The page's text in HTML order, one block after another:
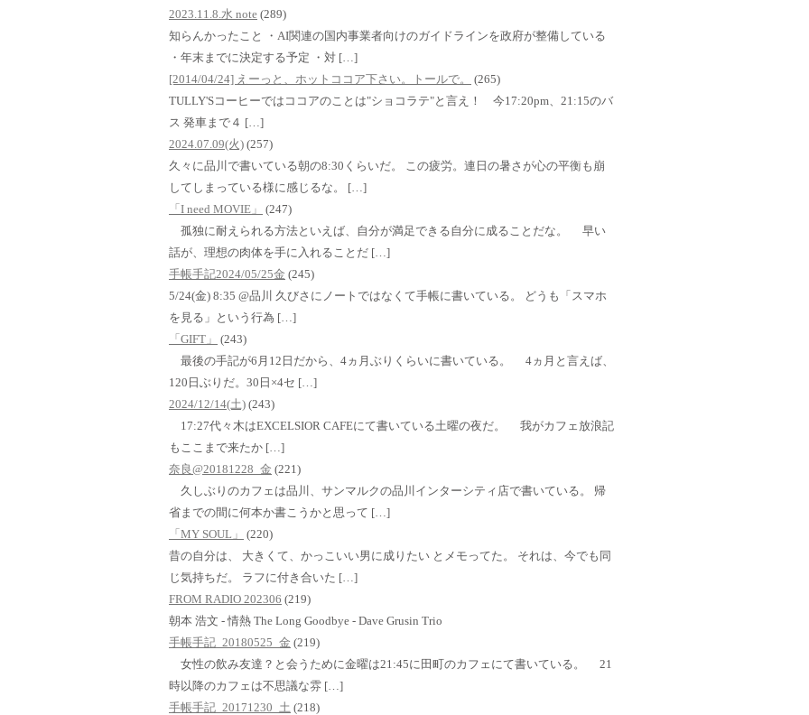
2023.11.8.水 note (289)
知らんかったこと ・AI関連の国内事業者向けのガイドラインを政府が整備している
・年末までに決定する予定 ・対 […]
[2014/04/24] えーっと、ホットココア下さい。トールで。
(265)
TULLY'Sコーヒーではココアのことは"ショコラテ"と言え！ 今17:20pm、21:15のバ
ス 発車まで４ […]
2024.07.09(火) (257)
久々に品川で書いている朝の8:30くらいだ。 この疲労。連日の暑さが心の平衡も崩
してしまっている様に感じるな。 […]
「I need MOVIE」
(247)
孤独に耐えられる方法といえば、自分が満足できる自分に成ることだな。 早い
話が、理想の肉体を手に入れることだ […]
手帳手記2024/05/25金 (245)
5/24(金) 8:35 @品川 久びさにノートではなくて手帳に書いている。 どうも「スマホ
を見る」という行為 […]
「GIFT」
(243)
最後の手記が6月12日だから、4ヵ月ぶりくらいに書いている。 4ヵ月と言えば、
120日ぶりだ。30日×4セ […]
2024/12/14(土) (243)
17:27代々木はEXCELSIOR CAFEにて書いている土曜の夜だ。 我がカフェ放浪記
もここまで来たか […]
奈良@20181228_金 (221)
久しぶりのカフェは品川、サンマルクの品川インターシティ店で書いている。 帰
省までの間に何本か書こうかと思って […]
「MY SOUL」
(220)
昔の自分は、 大きくて、かっこいい男に成りたい とメモってた。 それは、今でも同
じ気持ちだ。 ラフに付き合いた […]
FROM RADIO 202306 (219)
朝本 浩文 - 情熱 The Long Goodbye - Dave Grusin Trio
手帳手記_20180525_金 (219)
女性の飲み友達？と会うために金曜は21:45に田町のカフェにて書いている。 21
時以降のカフェは不思議な雰 […]
手帳手記_20171230_土 (218)